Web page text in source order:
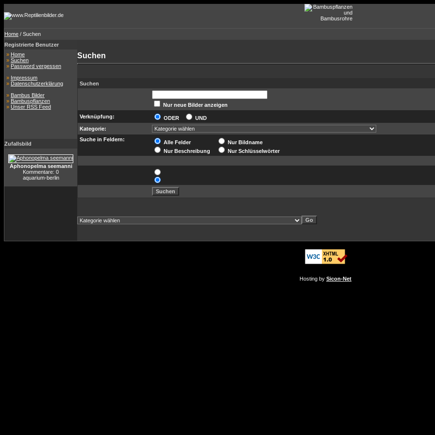
Home / Suchen
Registrierte Benutzer
» Home
» Suchen
» Password vergessen
» Impressum
» Datenschutzerklärung
» Bambus Bilder
» Bambuspflanzen
» Unser RSS Feed
Zufallsbild
Aphonopelma seemanni
Kommentare: 0
aquarium-berlin
Suchen
Suchen
Nur neue Bilder anzeigen
Verknüpfung:
ODER
UND
Kategorie:
Suche in Feldern:
Alle Felder
Nur Bildname
Nur Beschreibung
Nur Schlüsselwörter
Hosting by Sicon-Net